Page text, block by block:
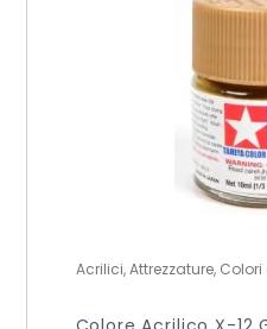
Acrilici, Attrezzature, Colori